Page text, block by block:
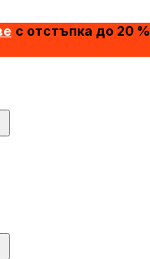
с отстъпка до 20 %